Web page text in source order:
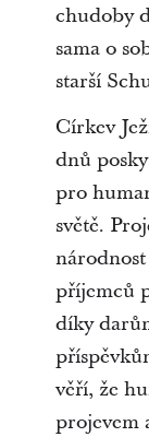
chudoby
sama o
starší
Církev
dnů
pro
světě.
příjemců
díky
věří, že
projevem